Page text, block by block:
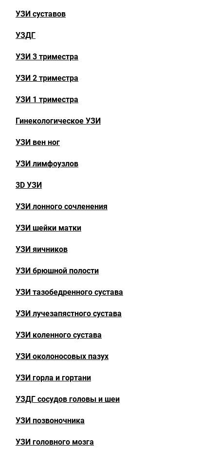
УЗИ суставов
УЗДГ
УЗИ 3 триместра
УЗИ 2 триместра
УЗИ 1 триместра
Гинекологическое УЗИ
УЗИ вен ног
УЗИ лимфоузлов
3D УЗИ
УЗИ лонного сочленения
УЗИ шейки матки
УЗИ яичников
УЗИ брюшной полости
УЗИ тазобедренного сустава
УЗИ лучезапястного сустава
УЗИ коленного сустава
УЗИ околоносовых пазух
УЗИ горла и гортани
УЗДГ сосудов головы и шеи
УЗИ позвоночника
УЗИ головного мозга